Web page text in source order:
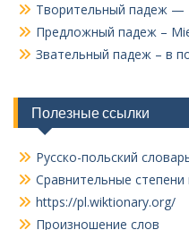
Творительный падеж —
Предложный падеж –
Звательный падеж – в
Полезные ссылки
Русско-польский
Сравнительные
https://pl.wiktionary.org/
Произношение слов